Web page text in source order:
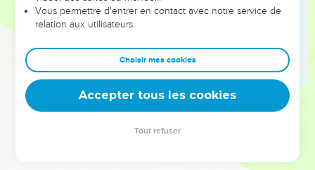
de Rakal, à ceux des villes des Yeramélites et des
à ceux de Horma, de Bor-Achan, d’Atak,
d’Hébron, et à ceux de toutes les localités où il était passé
précédemment avec ses compagnons.
© Société biblique française – Bibli’O, 1997, avec autorisation. Pour vous procurer
Vous permettre d'entrer en contact avec notre service de
relation aux utilisateurs.
Choisir mes cookies
Accepter tous les cookies
Tout refuser